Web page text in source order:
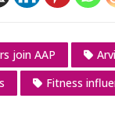
join AAP
Fitness